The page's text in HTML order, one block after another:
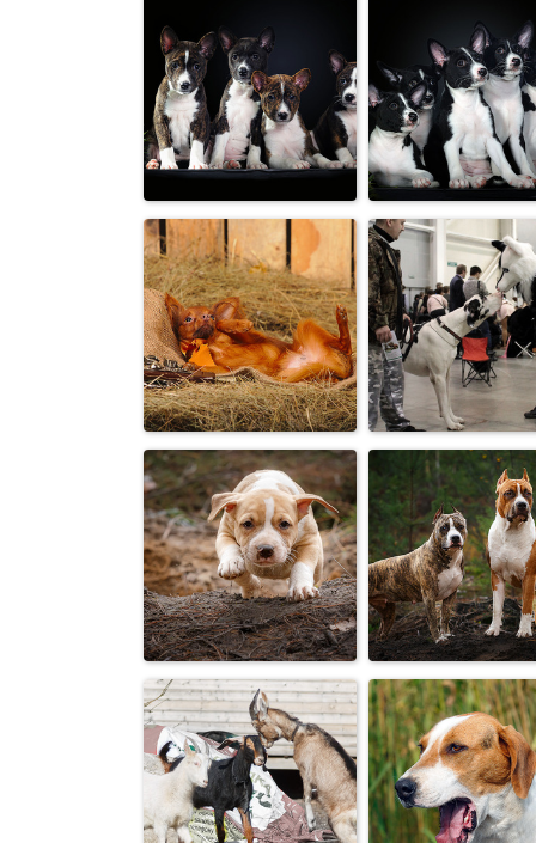
«Когда у собаки
есть УТКА и
миска, ош...
бархатное и
трепетное с...
Щенки
бассенджи
Щенки
бассенджи
Русский той
длинношерстный
«Ты кто?!»
«Вижу цель, не